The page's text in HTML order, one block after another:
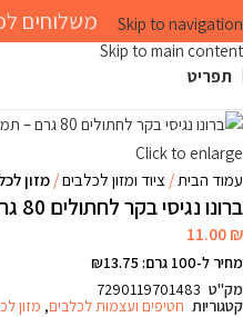
Skip to navigation
Skip to main content
משלוחים
תפריט
Click to enlarge
עמוד הבית
ציוד ומזון לכלבים מזון
ברונו נגיסי בקר לחתולים 80 גרם
11.00₪
מחיר ל-100 גרם: ₪13.75
מק"ט 7290119701483
קטגוריות חטיפים ועצמות לכלבים, מזון